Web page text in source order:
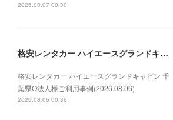
2026.08.07 00:30
格安レンタカー ハイエースグランドキャビン 千葉県O法人様ご利用事例(2026.08.06)
格安レンタカー ハイエースグランドキャビン 千
葉県O法人様ご利用事例(2026.08.06)
2026.08.06 00:36